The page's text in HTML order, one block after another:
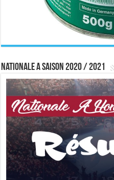
Nationale A saison 2020 / 2021